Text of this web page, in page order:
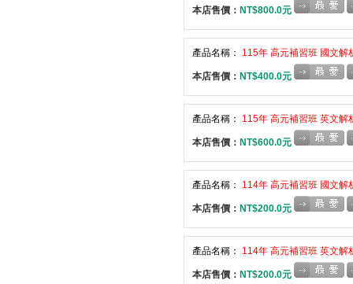
本店售價： NT$800.0元
產品名稱： 115年 高元補習班 國文
本店售價： NT$400.0元
產品名稱： 115年 高元補習班 英文
本店售價： NT$600.0元
產品名稱： 114年 高元補習班 國文
本店售價： NT$200.0元
產品名稱： 114年 高元補習班 英文
本店售價： NT$200.0元